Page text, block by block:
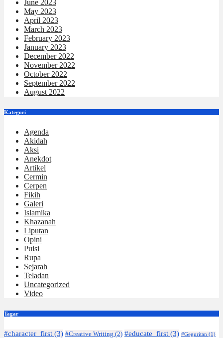
June 2023
May 2023
April 2023
March 2023
February 2023
January 2023
December 2022
November 2022
October 2022
September 2022
August 2022
Kategori
Agenda
Akidah
Aksi
Anekdot
Artikel
Cermin
Cerpen
Fikih
Galeri
Islamika
Khazanah
Liputan
Opini
Puisi
Rupa
Sejarah
Teladan
Uncategorized
Video
Tagar
#character_first (3) #Creative Writing (2) #educate_first (3) #Geguritan (1)